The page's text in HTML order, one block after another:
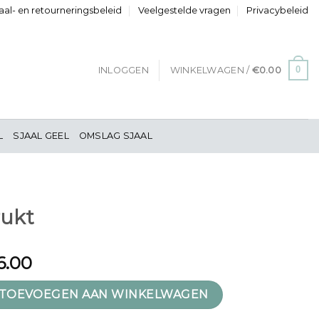
en retourneringsbeleid Veelgestelde vragen Privacybeleid
INLOGGEN WINKELWAGEN / €0.00 0
SJAAL GEEL OMSLAG SJAAL
AAN WINKELWAGEN